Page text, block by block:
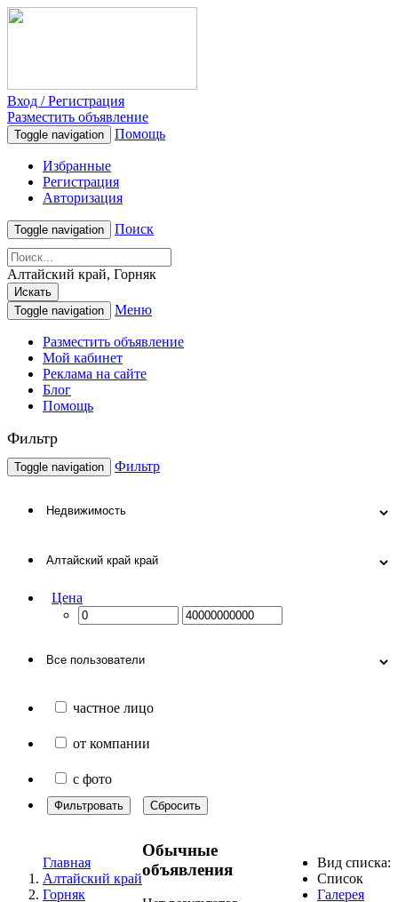
Вход / Регистрация
Разместить объявление
Toggle navigation Помощь
Избранные
Регистрация
Авторизация
Toggle navigation Поиск
Алтайский край, Горняк
Искать
Toggle navigation
Меню
Разместить объявление
Мой кабинет
Реклама на сайте
Блог
Помощь
Фильтр
Toggle navigation Фильтр
Цена
частное лицо
от компании
с фото
Фильтровать Сбросить
Главная
Алтайский край
Горняк
Вид списка:
Список
Галерея
Обычные
объявления